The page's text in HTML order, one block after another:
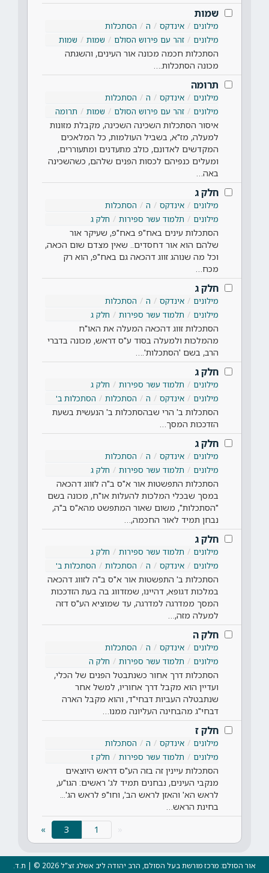
שמות
מילונים אינדקס ה
הסתכלות
מילונים
זהר עם פירוש הסולם שמות שמות
הסתכלות חכמה מכונה אור העינים, והשגתה
מכונה הסתכלות.…
תרומה
מילונים אינדקס ה
הסתכלות
מילונים
זהר עם פירוש הסולם שמות תרומה
איסור הסתכלות השכינה השכינה, מקבלת מזונות
למעלה, מז"א, בשביל העולמות, כל המלאכים
המקדשים לאדונם, כולב מתעדנים ומתעוררים,
ומעלים כנפיהם לכסות הפנים שלהם, כשהשכינה
באה…
חלק ג
מילונים אינדקס ה
הסתכלות
מילונים
תלמוד עשר ספירות חלק ג
הסתכלות עינים באח"פ באח"פ, שעיקר אור
שלהם הוא אור דחסדים.. שאין מצדם שום הכאה,
וכל מה שנוהג זווג דהכאה גם באח"פ, הוא רק
מכח…
חלק ג
מילונים אינדקס ה
הסתכלות
מילונים
תלמוד עשר ספירות חלק ג
הסתכלות זווג דהכאה המעלה את האו"ח
מהמלכות ולמעלה בסוד ע"ס דראש, מכונה בדברי
הרב, בשם 'הסתכלות'.…
חלק ג
מילונים תלמוד עשר ספירות
חלק ג
מילונים
אינדקס ה הסתכלות הסתכלות ב'
הסתכלות ב' הרי שבהסתכלות ב' הנעשית בשעת
הזדככות המסך…
חלק ג
מילונים אינדקס ה
הסתכלות
מילונים
תלמוד עשר ספירות חלק ג
הסתכלות התפשטות אור א"ס ב"ה לזווג דהכאה
במסך שבכלי המלכות להעלות או"ח, מכונה בשם
"הסתכלות", משום שאור המתפשט מהא"ס ב"ה,
נבחן תמיד לאור החכמה,…
חלק ג
מילונים תלמוד עשר ספירות
חלק ג
מילונים
אינדקס ה הסתכלות הסתכלות ב'
הסתכלות ב' התפשטות אור א"ס ב"ה לזווג דהכאה
במלכות דגופא, דהיינו, שמזדווג בה בעת הזדככות
המסך ממדרגה למדרגה, עד שמוציא הע"ס דזה
למעלה מזה,…
חלק ה
מילונים אינדקס ה
הסתכלות
מילונים
תלמוד עשר ספירות חלק ה
הסתכלות דרך אחור כשנתבטל הפנים של הכלי,
ועדיין הוא מקבל דרך אחוריו, למשל אחר
שנתבטלה העביות דבחי"ד, והוא מקבל הארה
דבחי"ג מהבחינה העליונה ממנו…
חלק ז
מילונים אינדקס ה
הסתכלות
מילונים
תלמוד עשר ספירות חלק ז
הסתכלות עיינין זה בזה הע"ס דראש היוצאים
מנקבי העינים, נבחנים תמיד לג' ראשים: הגו"ע,
לראש הא' והאזן לראש הב', וחו"פ לראש הג'...
בחינת הראש…
3
(current)
»
אור הסולם: מרכז מורשת בעל הסולם, הרב יהודה ליב אשלג זצ"ל 2026 © | ת.ד.